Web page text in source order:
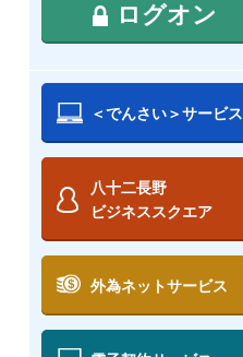
ログオン
＜でんさい＞サービス
八十二長野
ビジネススクエア
外為ネットサービス